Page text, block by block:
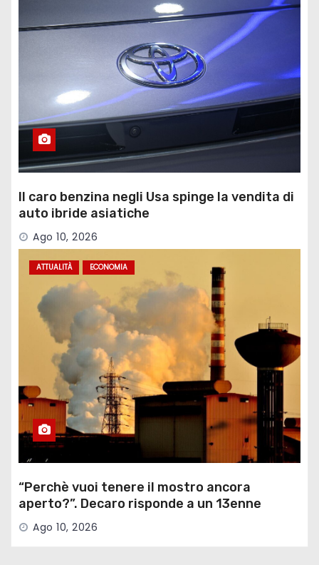
Il caro benzina negli Usa spinge la vendita di
auto ibride asiatiche
Ago 10, 2026
ATTUALITÀ ECONOMIA
“Perchè vuoi tenere il mostro ancora
aperto?”. Decaro risponde a un 13enne
sull’ex Ilva
Ago 10, 2026